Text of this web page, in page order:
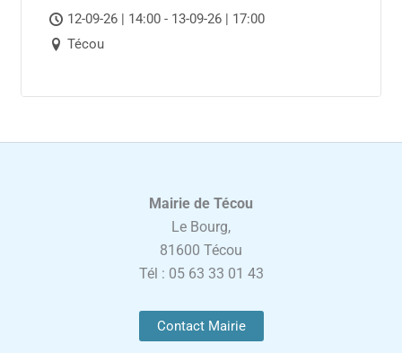
12-09-26 | 14:00 - 13-09-26 | 17:00
Técou
Mairie de Técou
Le Bourg,
81600 Técou
Tél : 05 63 33 01 43
Contact Mairie